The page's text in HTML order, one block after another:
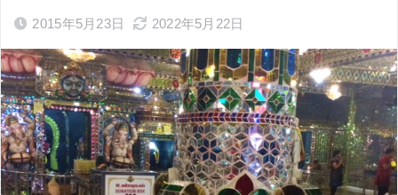
2015年5月23日 2022年5月22日